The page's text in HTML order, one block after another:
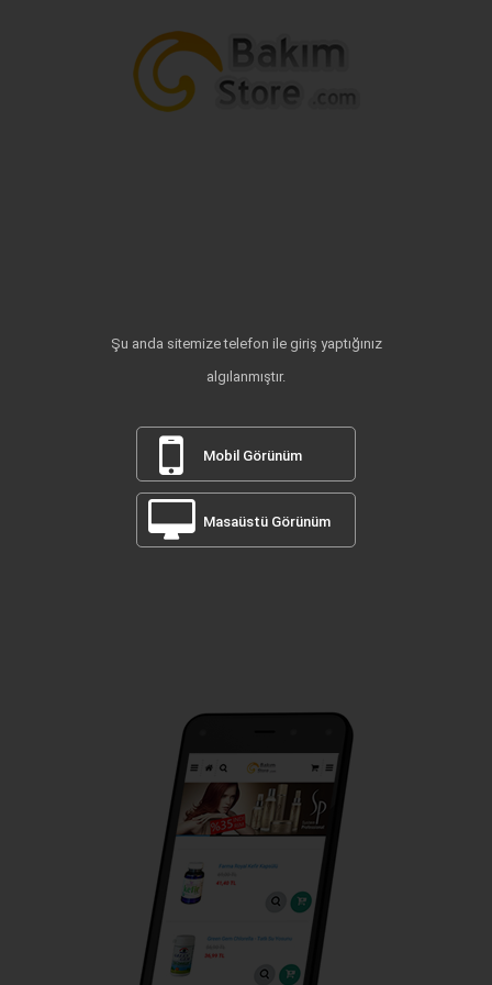
Şu anda sitemize telefon ile giriş yaptığınız
algılanmıştır.
Mobil Görünüm
Masaüstü Görünüm